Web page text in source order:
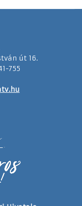
út 16.
755